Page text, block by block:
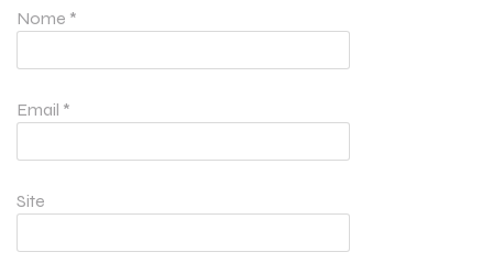
Nome *
Email *
Site